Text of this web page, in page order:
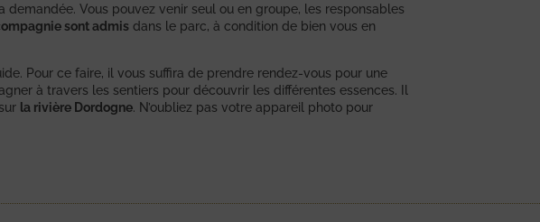
demandée. Vous pouvez venir seul ou en groupe, les responsables
sont admis dans le parc, à condition de bien vous en
Pour ce faire, il vous suffira de prendre rendez-vous pour une
à travers les sentiers pour découvrir les différentes essences. Il
la rivière Dordogne. N’oubliez pas votre appareil photo pour